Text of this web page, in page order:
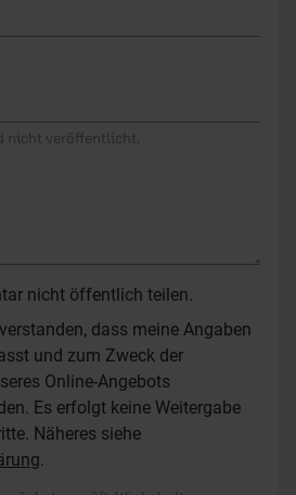
nicht veröffentlicht.
nicht öffentlich teilen.
dass meine Angaben
und zum Zweck der
Online-Angebots
Es erfolgt keine Weitergabe
Näheres siehe
.